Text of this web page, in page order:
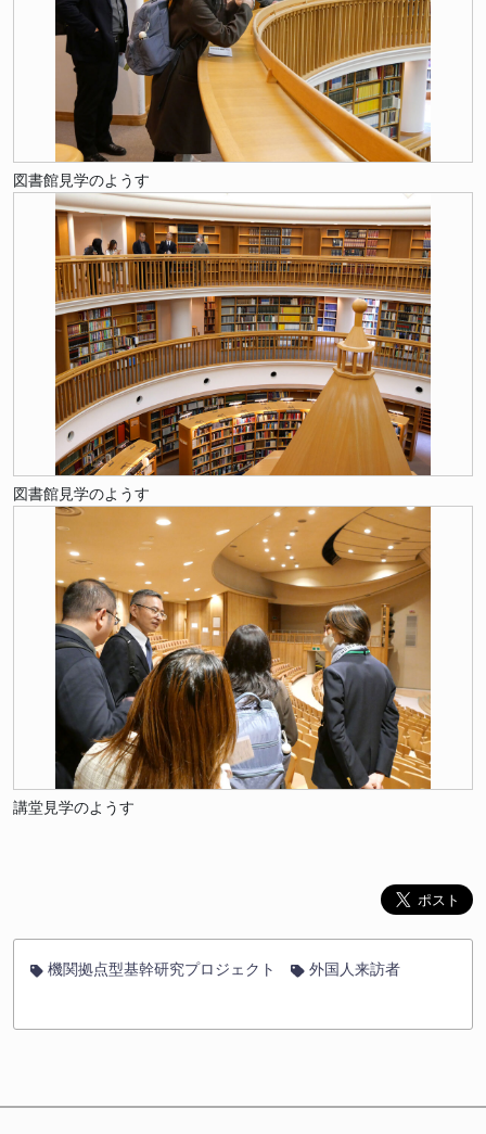
図書館見学のようす
図書館見学のようす
講堂見学のようす
機関拠点型基幹研究プロジェクト 外国人来訪者